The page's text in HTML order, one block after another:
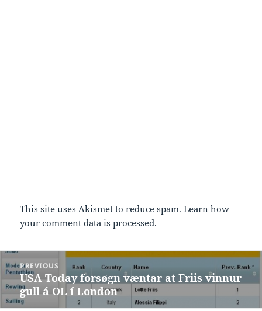
This site uses Akismet to reduce spam.Learn how
your comment data is processed.
Post
navigation
PREVIOUS
Previous
post:
USA Today forsøgn væntar at Friis vinnur
gull á OL í London